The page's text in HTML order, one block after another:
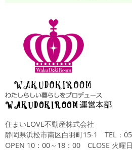
住まいLOVE不動産株式会社
静岡県浜松市南区白羽町15-1 TEL：
OPEN 10：00～18：00 CLOSE 火